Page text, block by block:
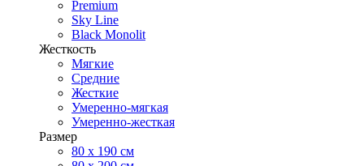
Premium
Sky Line
Black Monolit
Жесткость
Мягкие
Средние
Жесткие
Умеренно-мягкая
Умеренно-жесткая
Размер
80 х 190 см